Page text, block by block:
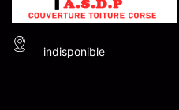
indisponible